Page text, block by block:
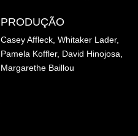
PRODUÇÃO
Casey Affleck, Whitaker Lader,
Pamela Koffler, David Hinojosa,
Margarethe Baillou